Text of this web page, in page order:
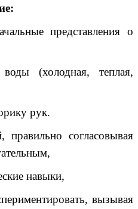
представления о
(холодная, теплая,
рук.
согласовывая
навыки,
вызывая